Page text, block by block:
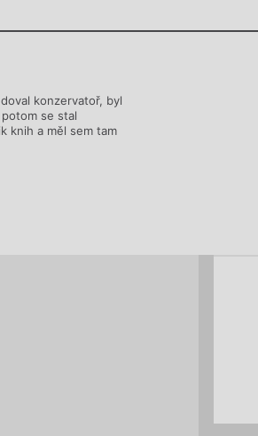
Chviličku.
konzervatoř, byl
se stal
knih a měl sem tam